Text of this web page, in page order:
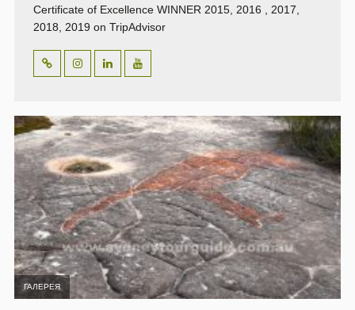
Certificate of Excellence WINNER 2015, 2016 , 2017,
2018, 2019 on TripAdvisor
ГАЛЕРЕЯ